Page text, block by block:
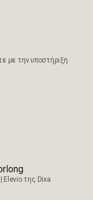
με την υποστήριξη
Elevio της Dixa